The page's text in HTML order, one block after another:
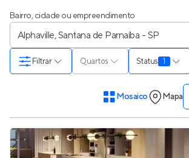
Bairro, cidade ou empreendimento
Quartos Status 1
Filtrar
Mosaico Mapa